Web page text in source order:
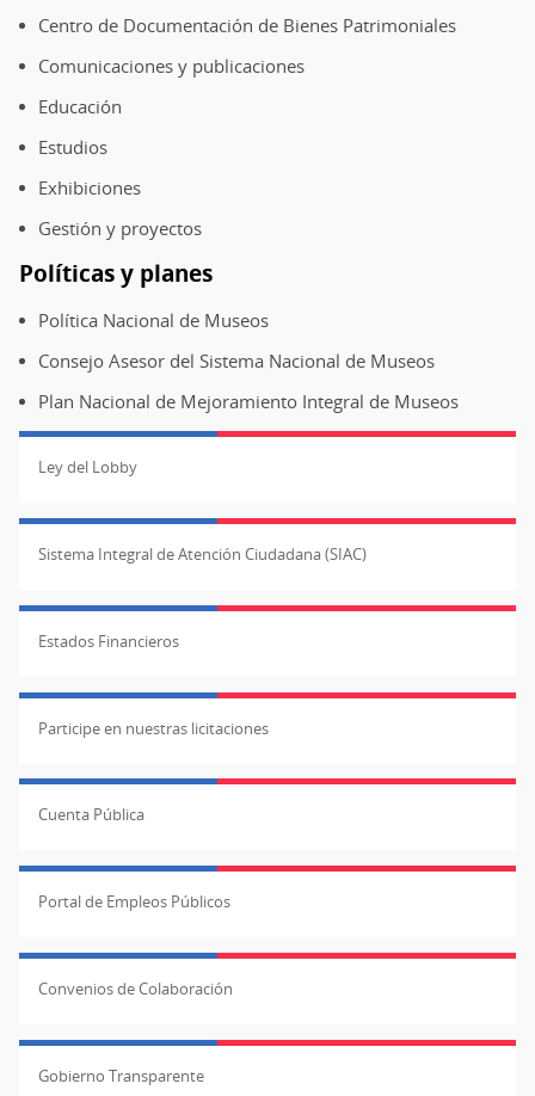
Centro de Documentación de Bienes Patrimoniales
Comunicaciones y publicaciones
Educación
Estudios
Exhibiciones
Gestión y proyectos
Políticas y planes
Política Nacional de Museos
Consejo Asesor del Sistema Nacional de Museos
Plan Nacional de Mejoramiento Integral de Museos
Ley del Lobby
Sistema Integral de Atención Ciudadana (SIAC)
Estados Financieros
Participe en nuestras licitaciones
Cuenta Pública
Portal de Empleos Públicos
Convenios de Colaboración
Gobierno Transparente